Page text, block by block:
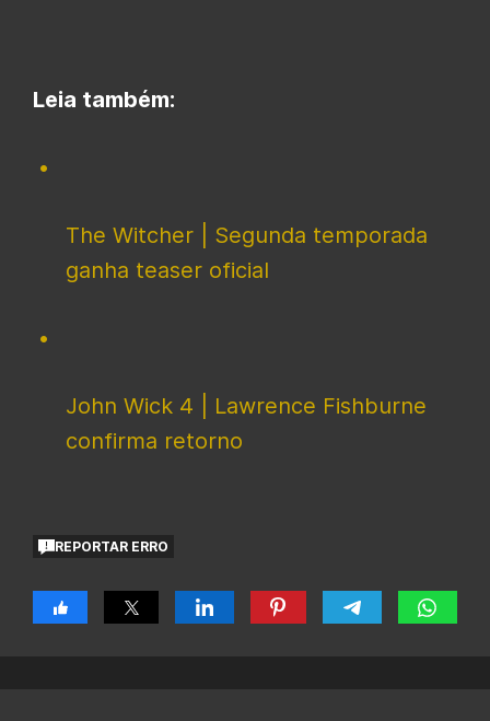
Leia também:
The Witcher | Segunda temporada
ganha teaser oficial
John Wick 4 | Lawrence Fishburne
confirma retorno
REPORTAR ERRO